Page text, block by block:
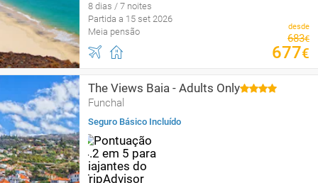
8 dias / 7 noites
Partida a 15 set 2026
Meia pensão
desde
683€
677€
The Views Baia - Adults Only
Funchal
Seguro Básico Incluído